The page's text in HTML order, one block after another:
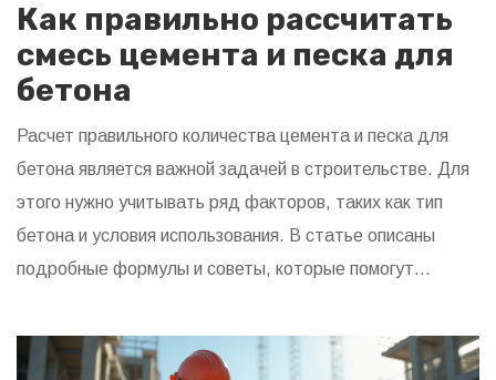
Как правильно рассчитать
смесь цемента и песка для
бетона
Расчет правильного количества цемента и песка для
бетона является важной задачей в строительстве. Для
этого нужно учитывать ряд факторов, таких как тип
бетона и условия использования. В статье описаны
подробные формулы и советы, которые помогут
советы по приготовлению бетонной смеси и уходу за ней
после заливки.